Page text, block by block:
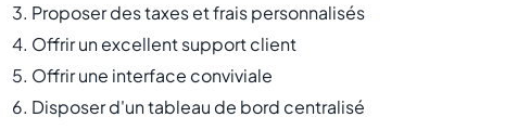
3. Proposer des taxes et frais personnalisés
4. Offrir un excellent support client
5. Offrir une interface conviviale
6. Disposer d'un tableau de bord centralisé